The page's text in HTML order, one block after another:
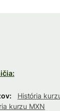
História
kurzu MXN